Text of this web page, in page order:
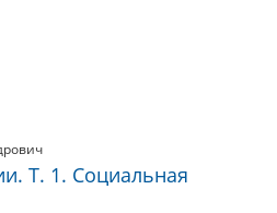
Т. 1. Социальная